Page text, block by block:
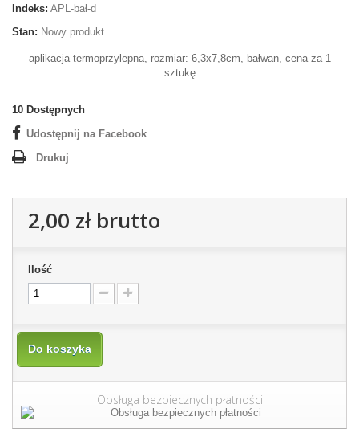
Indeks: APL-bał-d
Stan: Nowy produkt
aplikacja termoprzylepna, rozmiar: 6,3x7,8cm, bałwan, cena za 1
sztukę
10 Dostępnych
Udostępnij na Facebook
Drukuj
2,00 złbrutto
Ilość
Do koszyka
Obsługa bezpiecznych płatności